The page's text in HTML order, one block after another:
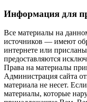
Информация для
Все материалы на
источников — имеют
интернете или
предоставляются
Права на материалы
Администрация сайта
материала не несет.
материалы, которые